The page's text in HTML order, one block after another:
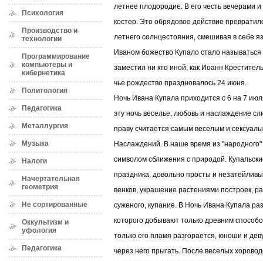
Психология
Производство и
технологии
Программирование
компьютеры и
кибернетика
Политология
Педагогика
Металлургия
Музыка
Налоги
Начертательная
геометрия
Не сортированные
Оккультизм и
уфология
Педагогика
летнее плодородие. В его честь вечерами
костер. Это обрядовое действие
летнего солнцестояния, смешивая в себе
Иваном божество Купало стало
заместил ни кто иной, как Иоанн
чье рождество праздновалось 24 июня.
Ночь Ивана Купала приходится с 6 на 7
эту ночь веселье, любовь и наслаждение
праву считается самым веселым и
Наслаждений. В наше время из
символом сближения с природой.
праздника, довольно просты и
венков, украшение растениями построек,
суженого, купание. В Ночь Ивана Купала
которого добывают только древним
только его пламя разгорается, юноши и
через него прыгать. После веселых